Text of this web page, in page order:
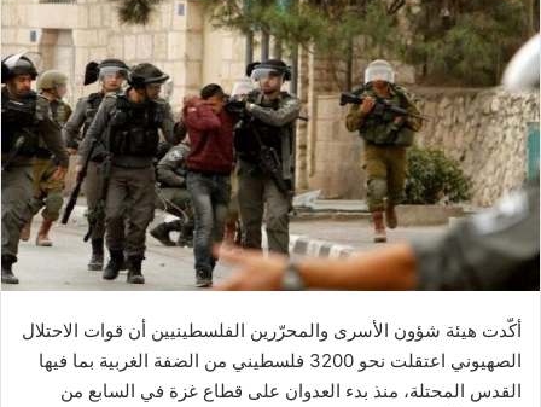
أكّدت هيئة شؤون الأسرى والمحرّرين الفلسطينيين أن قوات الاحتلال
الصهيوني اعتقلت نحو 3200 فلسطيني من الضفة الغربية بما فيها
القدس المحتلة، منذ بدء العدوان على قطاع غزة في السابع من